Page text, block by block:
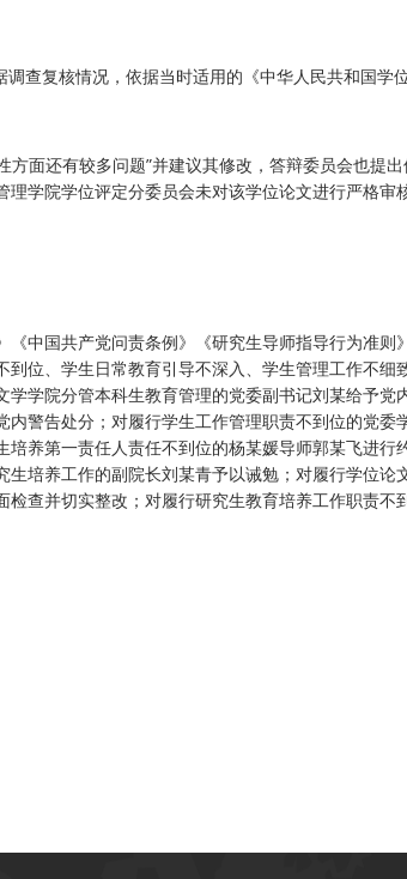
查复核情况，依据当时适用的《中华人民共和国学
方面还有较多问题”并建议其修改，答辩委员会也提
学院学位评定分委员会未对该学位论文进行严格审
中国共产党问责条例》《研究生导师指导行为准则
位、学生日常教育引导不深入、学生管理工作不细
学院分管本科生教育管理的党委副书记刘某给予党
警告处分；对履行学生工作管理职责不到位的党委
养第一责任人责任不到位的杨某媛导师郭某飞进行
培养工作的副院长刘某青予以诫勉；对履行学位论
查并切实整改；对履行研究生教育培养工作职责不